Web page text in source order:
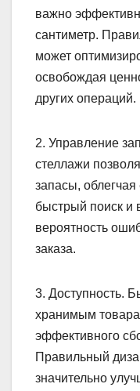
важно
сантиметр.
может
освобождая
других операций.
2. Управление
стеллажи
запасы,
быстрый поиск и
вероятность
заказа.
3. Доступность.
хранимым
эффективного
Правильный
значительно